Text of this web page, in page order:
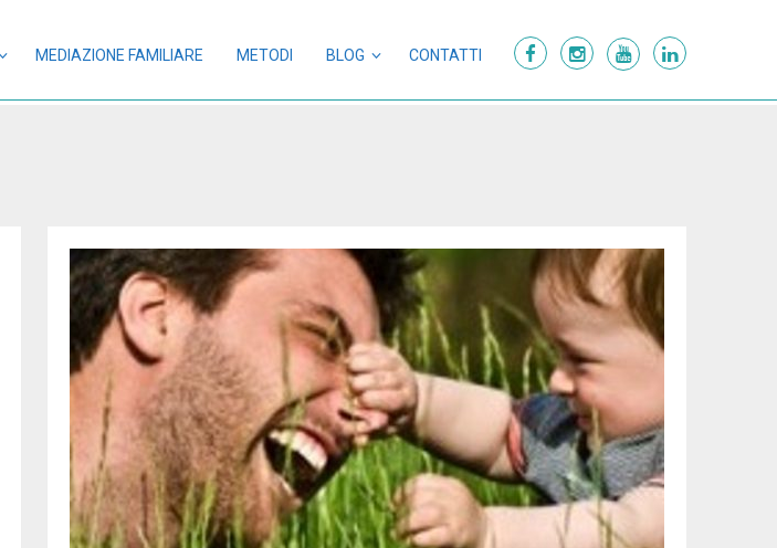
MEDIAZIONE FAMILIARE METODI BLOG CONTATTI